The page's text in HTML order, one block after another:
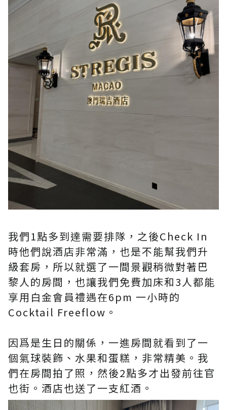
我們1點多到達需要排隊，之後Check In
時他們說酒店非常滿，也是不能幫我們升
級套房，所以就選了一間景觀稍微對著巴
黎人的房間，也讓我們免費加床和3人都能
享用白金會員禮遇在6pm 一小時的
Cocktail Freeflow。
因爲是生日的關係，一進房間就看到了一
個氣球裝飾、水果和蛋糕，非常精美。我
們在房間拍了照，然後2點多才出發前往官
也街。酒店也送了一支紅酒。